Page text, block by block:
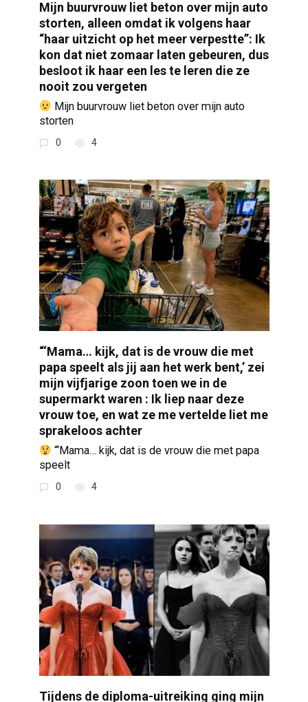
Mijn buurvrouw liet beton over mijn auto
storten, alleen omdat ik volgens haar
“haar uitzicht op het meer verpestte”: Ik
kon dat niet zomaar laten gebeuren, dus
besloot ik haar een les te leren die ze
nooit zou vergeten
Mijn buurvrouw liet beton over mijn auto
storten
0 4
“‘Mama… kijk, dat is de vrouw die met
papa speelt als jij aan het werk bent,’ zei
mijn vijfjarige zoon toen we in de
supermarkt waren : Ik liep naar deze
vrouw toe, en wat ze me vertelde liet me
sprakeloos achter
“‘Mama… kijk, dat is de vrouw die met papa
speelt
0 4
Tijdens de diploma-uitreiking ging mijn